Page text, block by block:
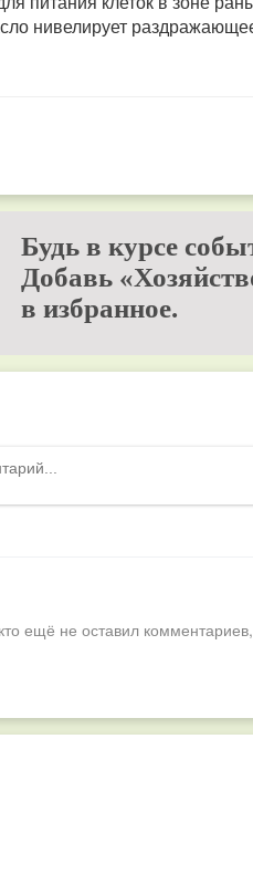
нивелирует
Будь в курсе
Добавь
в избранное.
ещё не оставил